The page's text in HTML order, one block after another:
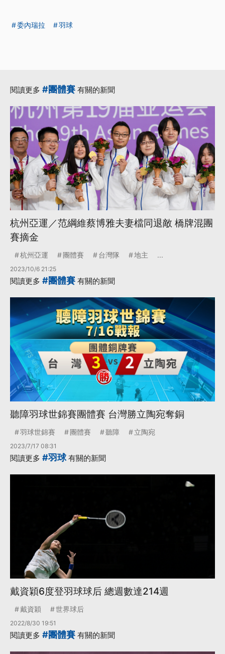
委內瑞拉 羽球
閱讀更多 #團體賽 有關的新聞
杭州亞運／范綱維蔡博雅夫妻檔同退敵 橋牌混團
賽摘金
杭州亞運 團體賽 台灣隊 地主 ...
2023/10/6 21:25
閱讀更多 #團體賽 有關的新聞
聽障羽球世錦賽團體賽 台灣勝立陶宛奪銅
羽球世錦賽 團體賽 聽障 立陶宛
2023/7/17 08:31
閱讀更多 #羽球有關的新聞
戴資穎6度登羽球球后 總週數達214週
戴資穎 世界球后
2022/8/30 19:51
閱讀更多 #團體賽 有關的新聞